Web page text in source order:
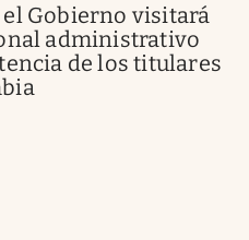
Gobierno visitará
administrativo
de los titulares